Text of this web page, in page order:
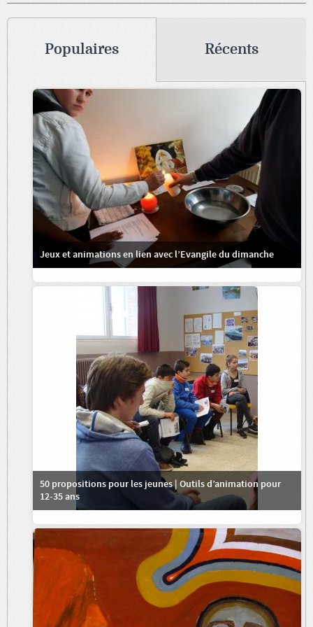
Populaires
Jeux et animations en lien avec l’Evangile du dimanche
50 propositions pour les jeunes | Outils d’animation pour
12-35 ans
Récents